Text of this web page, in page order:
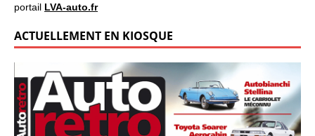
portail LVA-auto.fr
ACTUELLEMENT EN KIOSQUE